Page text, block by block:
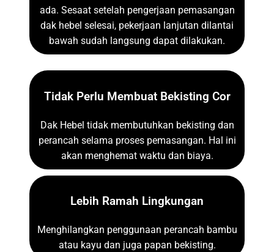
ada. Sesaat setelah pengerjaan pemasangan
dak hebel selesai, pekerjaan lanjutan dilantai
bawah sudah langsung dapat dilakukan.
Tidak Perlu Membuat Bekisting Cor
Dak Hebel tidak membutuhkan bekisting dan
perancah selama proses pemasangan. Hal ini
akan menghemat waktu dan biaya.
Lebih Ramah Lingkungan
Menghilangkan penggunaan perancah bambu
atau kayu dan juga papan bekisting.